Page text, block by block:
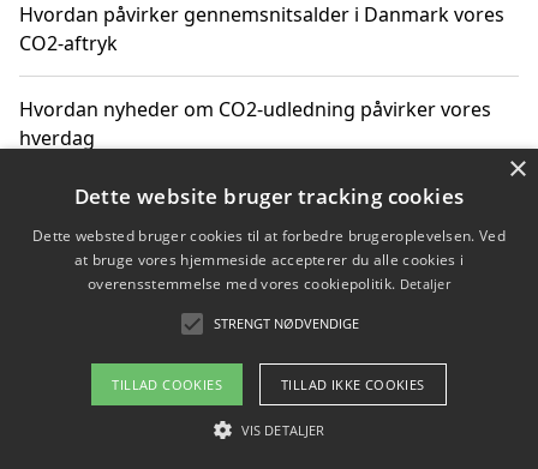
Hvordan påvirker gennemsnitsalder i Danmark vores
CO2-aftryk
Hvordan nyheder om CO2-udledning påvirker vores
hverdag
Copyright 2026 - Pilanto Aps
Om / kontakt
Blog Betingelser
×
Dette website bruger tracking cookies
Dette websted bruger cookies til at forbedre brugeroplevelsen. Ved
at bruge vores hjemmeside accepterer du alle cookies i
overensstemmelse med vores cookiepolitik. Detaljer
STRENGT NØDVENDIGE
TILLAD COOKIES TILLAD IKKE COOKIES
VIS DETALJER